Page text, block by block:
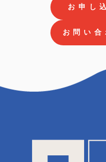
お 申 し 込
お 問 い 合